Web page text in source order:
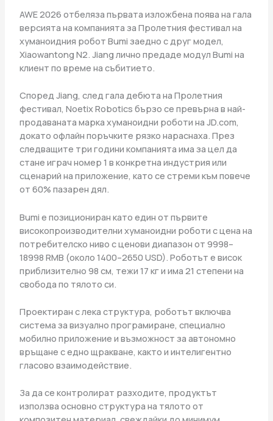
AWE 2026 отбеляза първата изложбена поява на гала
версията на компанията за Пролетния фестивал на
хуманоидния робот Bumi заедно с друг модел,
Xiaowantong N2. Jiang лично предаде модул Bumi на
клиент по време на събитието.
Според Jiang, след гала дебюта на Пролетния
фестивал, Noetix Robotics бързо се превърна в най-
продаваната марка хуманоидни роботи на JD.com,
докато офлайн поръчките рязко нараснаха. През
следващите три години компанията има за цел да
стане играч номер 1 в конкретна индустрия или
сценарий на приложение, като се стреми към повече
от 60% пазарен дял.
Bumi е позициониран като един от първите
високопроизводителни хуманоидни роботи с цена на
потребителско ниво с ценови диапазон от 9998–
18998 RMB (около 1400–2650 USD). Роботът е висок
приблизително 98 см, тежи 17 кг и има 21 степени на
свобода по тялото си.
Проектиран с лека структура, роботът включва
система за визуално програмиране, специално
мобилно приложение и възможност за автономно
връщане с едно щракване, както и интелигентно
гласово взаимодействие.
За да се контролират разходите, продуктът
използва основно структура на тялото от